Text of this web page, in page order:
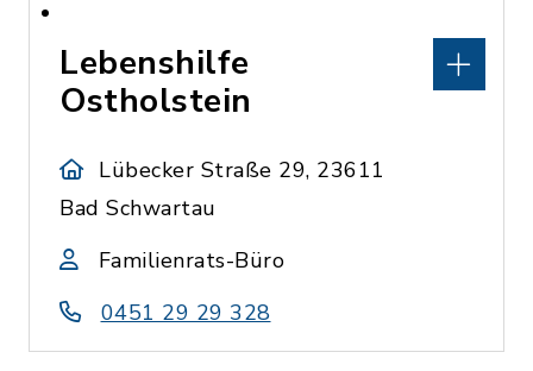
Lebenshilfe
Ostholstein
Lübecker Straße 29, 23611
Bad Schwartau
Familienrats-Büro
0451 29 29 328